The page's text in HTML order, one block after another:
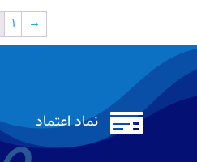
است.
→
1
 نماد اعتماد